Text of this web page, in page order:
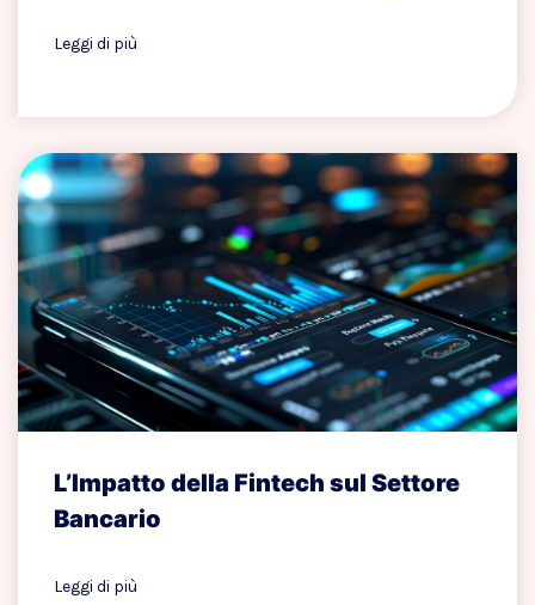
Leggi di più
L’Impatto della Fintech sul Settore
Bancario
Leggi di più